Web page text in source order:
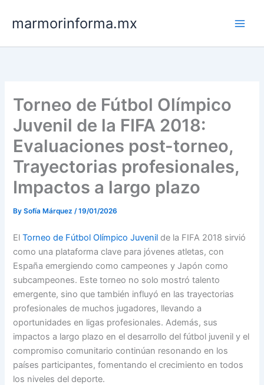
marmorinforma.mx
Torneo de Fútbol Olímpico
Juvenil de la FIFA 2018:
Evaluaciones post-torneo,
Trayectorias profesionales,
Impactos a largo plazo
BySofía Márquez/19/01/2026
ElTorneo de Fútbol Olímpico Juvenil de la FIFA 2018 sirvió
como una plataforma clave para jóvenes atletas, con
España emergiendo como campeones y Japón como
subcampeones. Este torneo no solo mostró talento
emergente, sino que también influyó en las trayectorias
profesionales de muchos jugadores, llevando a
oportunidades en ligas profesionales. Además, sus
impactos a largo plazo en el desarrollo del fútbol juvenil y el
compromiso comunitario continúan resonando en los
países participantes, fomentando el crecimiento en todos
los niveles del deporte.